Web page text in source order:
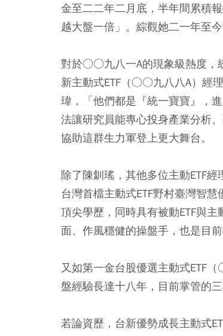
金至二二年二月底，半年間累積
越大盤一倍」。綜觀她二一年至
對於○○九八一A的現象級熱度，
新主動式ETF（○○九八八A）經
瑋，「他們都是『統一寶寶』，
法讓研究員能專心投身產業分析
協助這群生力軍登上更大舞台。
除了陳釧瑤，其他多位主動ETF經
台灣首檔主動式ETF野村臺灣智
頂尖學歷，同時具有被動ETF與
面、作風穩健的操盤手，也是目
又如第一金台股優選主動式ETF
盤經驗長達十八年，目前掌管的
若論資歷，台新優勢成長主動式